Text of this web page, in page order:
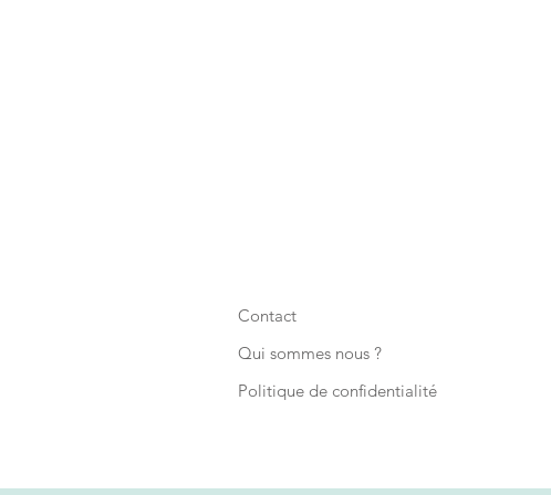
Contact
Qui sommes nous ?
Politique de confidentialité